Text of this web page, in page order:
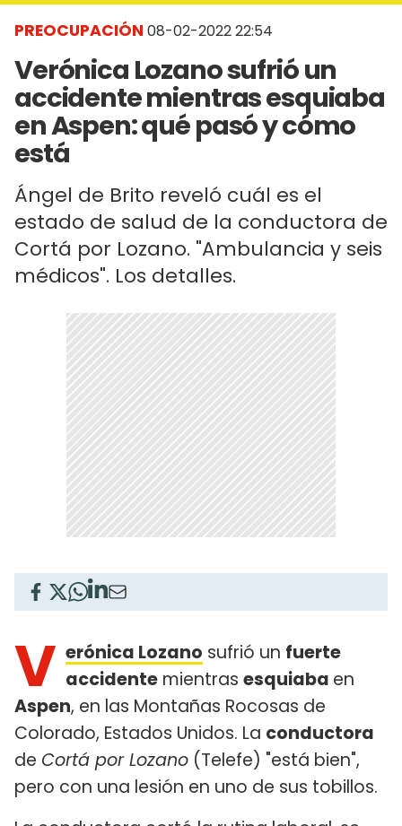
PREOCUPACIÓN 08-02-2022 22:54
Verónica Lozano sufrió un
accidente mientras esquiaba
en Aspen: qué pasó y cómo
está
Ángel de Brito reveló cuál es el
estado de salud de la conductora de
Cortá por Lozano. "Ambulancia y seis
médicos". Los detalles.
V erónica Lozano sufrió un fuerte
accidente mientras esquiaba en
Aspen, en las Montañas Rocosas de
Colorado, Estados Unidos. La conductora
de Cortá por Lozano (Telefe) "está bien",
pero con una lesión en uno de sus tobillos.